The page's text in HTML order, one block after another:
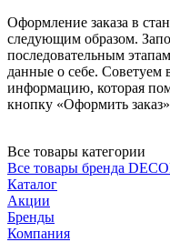
Оформление заказа в
следующим образом.
последовательным
данные о себе. Советуем
информацию, которая
кнопку «Оформить
Все товары категории
Все товары бренда
Каталог
Акции
Бренды
Компания